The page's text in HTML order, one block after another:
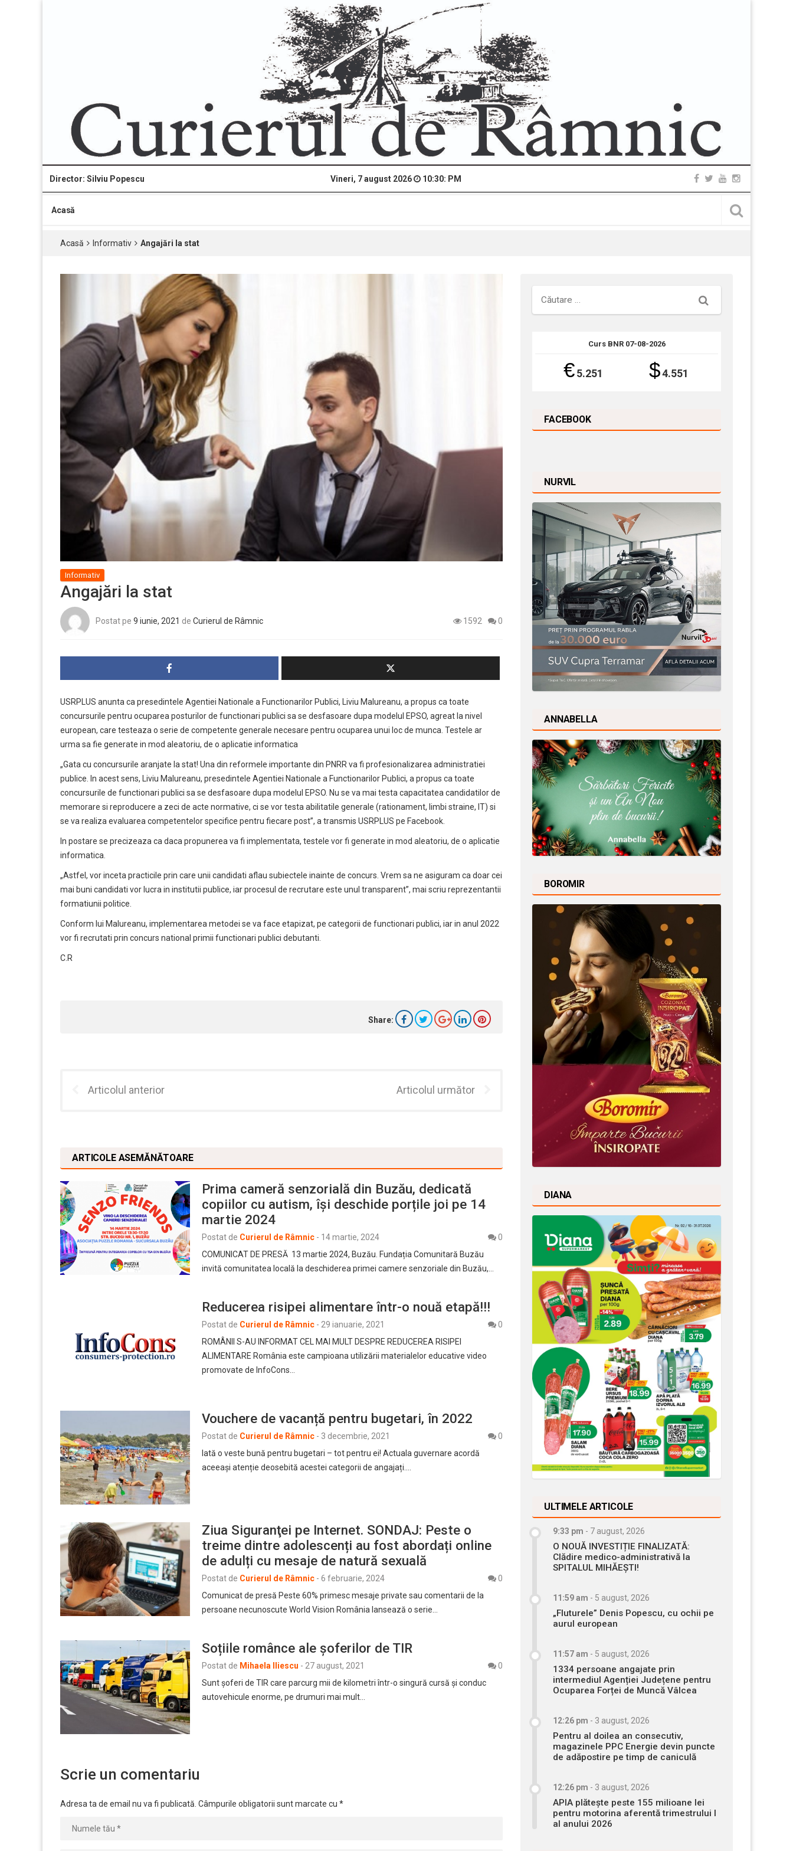
Director: Silviu Popescu Vineri, 7 august 2026 10:30: PM
Acasă
Acasă Informativ Angajări la stat
Informativ
Angajări la stat
Postat pe 9 iunie, 2021 de Curierul de Râmnic 1592 0
USRPLUS anunta ca presedintele Agentiei Nationale a Functionarilor Publici, Liviu Malureanu, a propus ca toate
concursurile pentru ocuparea posturilor de functionari publici sa se desfasoare dupa modelul EPSO, agreat la nivel
european, care testeaza o serie de competente generale necesare pentru ocuparea unui loc de munca. Testele ar
urma sa fie generate in mod aleatoriu, de o aplicatie informatica
„Gata cu concursurile aranjate la stat! Una din reformele importante din PNRR va fi profesionalizarea administratiei
publice. In acest sens, Liviu Malureanu, presedintele Agentiei Nationale a Functionarilor Publici, a propus ca toate
concursurile de functionari publici sa se desfasoare dupa modelul EPSO. Nu se va mai testa capacitatea candidatilor de
memorare si reproducere a zeci de acte normative, ci se vor testa abilitatile generale (rationament, limbi straine, IT) si
se va realiza evaluarea competentelor specifice pentru fiecare post”, a transmis USRPLUS pe Facebook.
In postare se precizeaza ca daca propunerea va fi implementata, testele vor fi generate in mod aleatoriu, de o aplicatie
informatica.
„Astfel, vor inceta practicile prin care unii candidati aflau subiectele inainte de concurs. Vrem sa ne asiguram ca doar cei
mai buni candidati vor lucra in institutii publice, iar procesul de recrutare este unul transparent”, mai scriu reprezentantii
formatiunii politice.
Conform lui Malureanu, implementarea metodei se va face etapizat, pe categorii de functionari publici, iar in anul 2022
vor fi recrutati prin concurs national primii functionari publici debutanti.
C.R
Share:
Articolul anterior Articolul următor
ARTICOLE ASEMĂNĂTOARE
Prima cameră senzorială din Buzău, dedicată
copiilor cu autism, își deschide porțile joi pe 14
martie 2024
Postat de Curierul de Râmnic - 14 martie, 2024
0
COMUNICAT DE PRESĂ 13 martie 2024, Buzău. Fundația Comunitară Buzău
invită comunitatea locală la deschiderea primei camere senzoriale din Buzău,…
Reducerea risipei alimentare într-o nouă etapă!!!
Postat de Curierul de Râmnic - 29 ianuarie, 2021
0
ROMÂNII S-AU INFORMAT CEL MAI MULT DESPRE REDUCEREA RISIPEI
ALIMENTARE România este campioana utilizării materialelor educative video
promovate de InfoCons…
Vouchere de vacanță pentru bugetari, în 2022
Postat de Curierul de Râmnic - 3 decembrie, 2021
0
Iată o veste bună pentru bugetari – tot pentru ei! Actuala guvernare acordă
aceeași atenție deosebită acestei categorii de angajați.…
Ziua Siguranţei pe Internet. SONDAJ: Peste o
treime dintre adolescenți au fost abordați online
de adulți cu mesaje de natură sexuală
Postat de Curierul de Râmnic - 6 februarie, 2024
0
Comunicat de presă Peste 60% primesc mesaje private sau comentarii de la
persoane necunoscute World Vision România lansează o serie…
Soțiile românce ale șoferilor de TIR
Postat de Mihaela Iliescu - 27 august, 2021
0
Sunt șoferi de TIR care parcurg mii de kilometri într-o singură cursă şi conduc
autovehicule enorme, pe drumuri mai mult…
Scrie un comentariu
Adresa ta de email nu va fi publicată. Câmpurile obligatorii sunt marcate cu *
Căutare
Curs BNR 07-08-2026
€ 5.251 $4.551
FACEBOOK
NURVIL
ANNABELLA
BOROMIR
DIANA
ULTIMELE ARTICOLE
9:33 pm - 7 august, 2026
O NOUĂ INVESTIȚIE FINALIZATĂ:
Clădire medico-administrativă la
SPITALUL MIHĂEȘTI!
11:59 am - 5 august, 2026
„Fluturele” Denis Popescu, cu ochii pe
aurul european
11:57 am - 5 august, 2026
1334 persoane angajate prin
intermediul Agenției Județene pentru
Ocuparea Forței de Muncă Vâlcea
12:26 pm - 3 august, 2026
Pentru al doilea an consecutiv,
magazinele PPC Energie devin puncte
de adăpostire pe timp de caniculă
12:26 pm - 3 august, 2026
APIA plătește peste 155 milioane lei
pentru motorina aferentă trimestrului I
al anului 2026